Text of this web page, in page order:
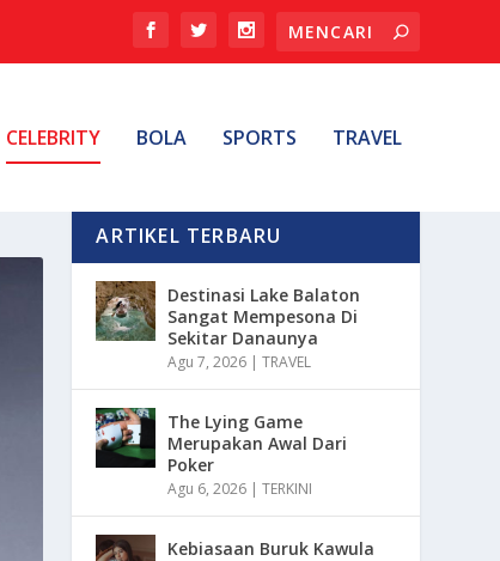
CELEBRITY BOLA SPORTS TRAVEL
ARTIKEL TERBARU
Destinasi Lake Balaton
Sangat Mempesona Di
Sekitar Danaunya
Agu 7, 2026 |TRAVEL
The Lying Game
Merupakan Awal Dari
Poker
Agu 6, 2026 |TERKINI
Kebiasaan Buruk Kawula